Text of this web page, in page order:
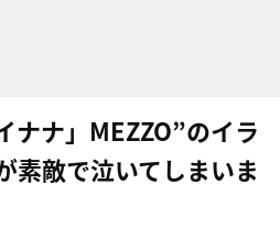
ナナ」MEZZO”のイラ
素敵で泣いてしまいま